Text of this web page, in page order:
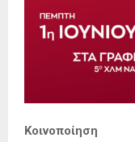
Κοινοποίηση